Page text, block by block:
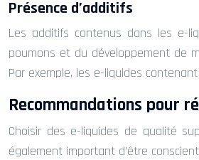
Présence d’additifs
Les additifs contenus dans les e-
poumons et du développement de
Par exemple, les e-liquides
Recommandations pour
Choisir des e-liquides de qualité
également important d’être